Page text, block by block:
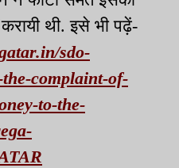
थी. इसे भी पढ़ें-
sdo-
complaint-of-
to-the-